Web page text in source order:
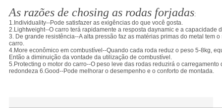
As razões de chosing as rodas forjadas:
1.Individuality--Pode satisfazer as exigências do que você gosta.
2.Lightweight--O carro terá rapidamente a resposta daynamic e a capacidade
3. De grande resistência--A alta pressão faz as matérias primas do metal tem
carro.
4.More econômico em combustível--Quando cada roda reduz o peso 5-8kg,
Então a diminuição da vontade da utilização de combustível.
5.Protecting o motor do carro--O peso leve das rodas reduzirá o
redondeza 6.Good--Pode melhorar o desempenho e o conforto de montada.